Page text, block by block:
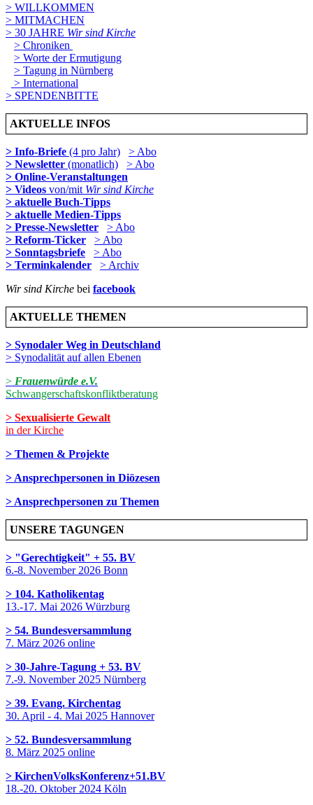
> WILLKOMMEN
> MITMACHEN
> 30 JAHRE Wir sind Kirche
> Chroniken
> Worte der Ermutigung
> Tagung in Nürnberg
> International
> SPENDENBITTE
AKTUELLE INFOS
> Info-Briefe (4 pro Jahr)
> Abo
> Newsletter (monatlich)
> Abo
> Online-Veranstaltungen
> Videos von/mit Wir sind Kirche
> aktuelle Buch-Tipps
> aktuelle Medien-Tipps
> Presse-Newsletter
> Abo
> Reform-Ticker
> Abo
> Sonntagsbriefe
> Abo
> Terminkalender
> Archiv
Wir sind Kirche bei facebook
AKTUELLE THEMEN
> Synodaler Weg in Deutschland
> Synodalität auf allen Ebenen
> Frauenwürde e.V.
Schwangerschaftskonfliktberatung
> Sexualisierte Gewalt
in der Kirche
> Themen & Projekte
> Ansprechpersonen in Diözesen
> Ansprechpersonen zu Themen
UNSERE TAGUNGEN
> "Gerechtigkeit" + 55. BV
6.-8. November 2026 Bonn
> 104. Katholikentag
13.-17. Mai 2026 Würzburg
> 54. Bundesversammlung
7. März 2026 online
> 30-Jahre-Tagung + 53. BV
7.-9. November 2025 Nürnberg
> 39. Evang. Kirchentag
30. April - 4. Mai 2025 Hannover
> 52. Bundesversammlung
8. März 2025 online
> KirchenVolksKonferenz+51.BV
18.-20. Oktober 2024 Köln